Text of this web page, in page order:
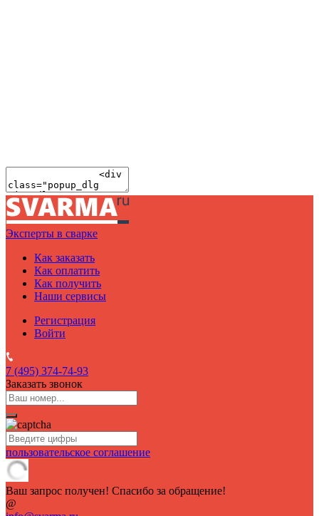
Эксперты в сварке
Как заказать
Как оплатить
Как получить
Наши сервисы
Регистрация
Войти
7 (495) 374-74-93
Заказать звонок
пользовательское соглашение
Ваш запрос получен! Спасибо за обращение!
@